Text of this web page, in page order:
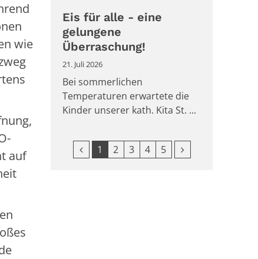
wie
auf
Eis für alle - eine
gelungene
Überraschung!
21. Juli 2026
Bei sommerlichen
Temperaturen erwartete die
Kinder unserer kath. Kita St. ...
Vorherige Seite
1 2 3 4 5 Nächste Seite